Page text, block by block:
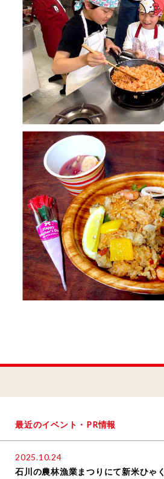
最近のイベント・PR情報
2025.10.24
石川の農林漁業まつりにて新米ひゃ